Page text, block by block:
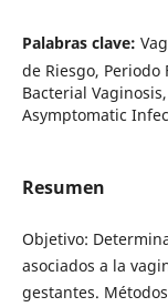
Palabras clave:
de Riesgo,
Bacterial
Asymptomatic
Resumen
Objetivo:
asociados a la
gestantes.